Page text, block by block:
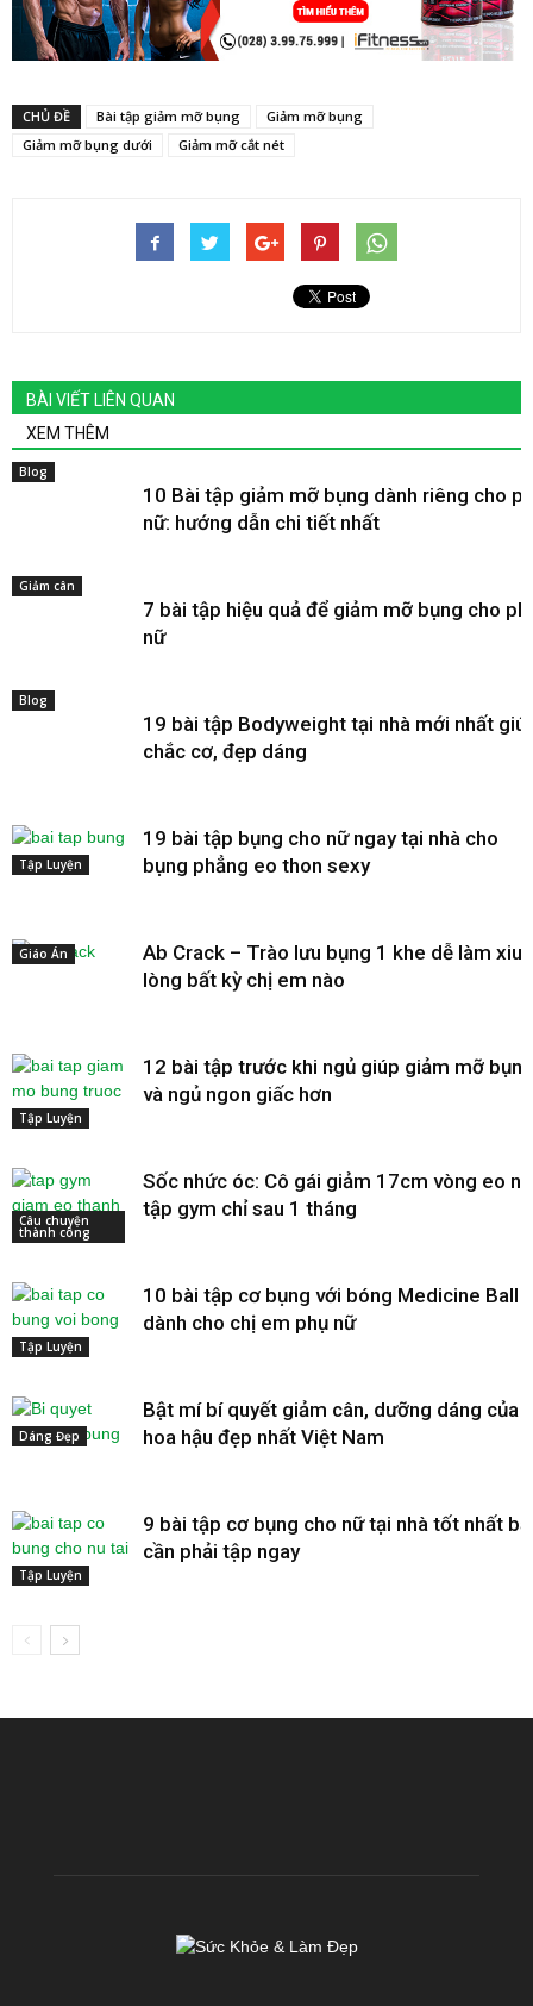
CHỦ ĐỀ Bài tập giảm mỡ bụng
Giảm mỡ bụng
Giảm mỡ bụng dưới
Giảm mỡ cắt nét
BÀI VIẾT LIÊN QUAN
XEM THÊM
Blog
10 Bài tập giảm mỡ bụng dành riêng cho
nữ: hướng dẫn chi tiết nhất
Giảm cân
7 bài tập hiệu quả để giảm mỡ bụng cho
nữ
Blog
19 bài tập Bodyweight tại nhà mới nhất
chắc cơ, đẹp dáng
Tập Luyện
19 bài tập bụng cho nữ ngay tại nhà cho
bụng phẳng eo thon sexy
Giáo Án
Ab Crack – Trào lưu bụng 1 khe dễ làm xiu
lòng bất kỳ chị em nào
Tập Luyện
12 bài tập trước khi ngủ giúp giảm mỡ bụng
và ngủ ngon giấc hơn
Câu chuyện
thành công
Sốc nhức óc: Cô gái giảm 17cm vòng eo
tập gym chỉ sau 1 tháng
Tập Luyện
10 bài tập cơ bụng với bóng Medicine Ball
dành cho chị em phụ nữ
Dáng Đẹp
Bật mí bí quyết giảm cân, dưỡng dáng của
hoa hậu đẹp nhất Việt Nam
Tập Luyện
9 bài tập cơ bụng cho nữ tại nhà tốt nhất
cần phải tập ngay